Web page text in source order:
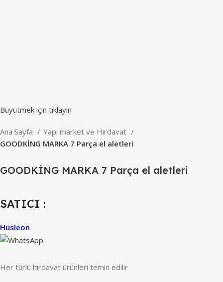
Büyütmek için tıklayın
Ana Sayfa
Yapı market ve Hırdavat
GOODKİNG MARKA 7 Parça el aletleri
GOODKİNG MARKA 7 Parça el aletleri
SATICI :
Hüsleon
Her türlü hırdavat ürünleri temin edilir